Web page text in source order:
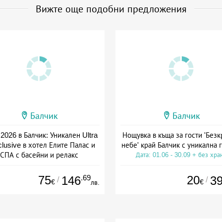
Вижте още подобни предложения
Балчик
в Балчик: Уникален Ultra
в хотел Елите Палас и
СПА с басейни и релакс
75€ / 146.69
лв.
Балчик
Нощувка в къща за гости
небе' край Балчик с уникална
Дата: 01.06 - 30.09 + без
20€ /